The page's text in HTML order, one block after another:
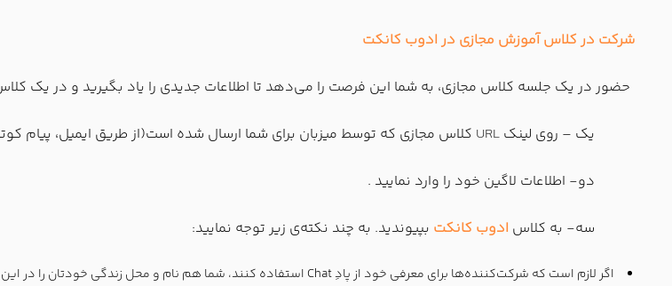
شرکت در کلاسآموزش مجازی در ادوب کانکت
حضور در یک جلسه کلاس مجازی، به شما این فرصت را می‌دهد تا اطلاعات جدیدی را یاد بگیرید و در یک
یک – روی لینک URL کلاس مجازی که توسط میزبان برای شما ارسال شده است(از طریق ایمیل، پیام
دو- اطلاعات لاگین خود را وارد نمایید .
سه- به کلاس ادوب کانکت بپیوندید. به چند نکته‌ی زیر توجه نمایید:
اگر لازم است که شرکت‌کننده‌ها برای معرفی خود از پادِ Chat استفاده کنند، شما هم نام و محل زندگی خودتان را در این پاد بازگو کنید.